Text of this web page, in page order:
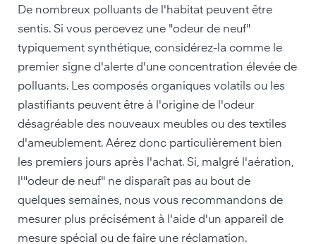
De nombreux polluants de l'habitat peuvent être
sentis. Si vous percevez une "odeur de neuf"
typiquement synthétique, considérez-la comme le
premier signe d'alerte d'une concentration élevée de
polluants. Les composés organiques volatils ou les
plastifiants peuvent être à l'origine de l'odeur
désagréable des nouveaux meubles ou des textiles
d'ameublement. Aérez donc particulièrement bien
les premiers jours après l'achat. Si, malgré l'aération,
l'"odeur de neuf" ne disparaît pas au bout de
quelques semaines, nous vous recommandons de
mesurer plus précisément à l'aide d'un appareil de
mesure spécial ou de faire une réclamation.